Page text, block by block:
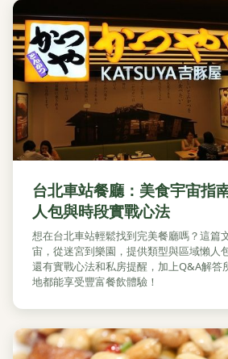
台北車站餐廳：美食宇宙指
人包與時段實戰心法
想在台北車站輕鬆找到完美餐廳嗎？這篇
宙，從迷宮到樂園，提供類型與區域懶人
還有實戰心法和私房提醒，加上Q&A解答
地都能享受豐富餐飲體驗！